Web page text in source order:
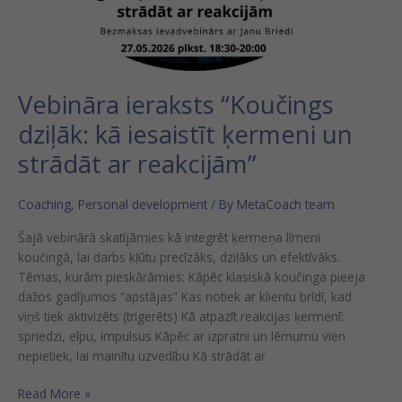
Vebināra ieraksts “Koučings
dziļāk: kā iesaistīt ķermeni un
strādāt ar reakcijām”
Coaching, Personal development / By MetaCoach team
Šajā vebinārā skatījāmies kā integrēt ķermeņa līmeni
koučingā, lai darbs kļūtu precīzāks, dziļāks un efektīvāks.
Tēmas, kurām pieskārāmies: Kāpēc klasiskā koučinga pieeja
dažos gadījumos “apstājas” Kas notiek ar klientu brīdī, kad
viņš tiek aktivizēts (trigerēts) Kā atpazīt reakcijas ķermenī:
spriedzi, elpu, impulsus Kāpēc ar izpratni un lēmumu vien
nepietiek, lai mainītu uzvedību Kā strādāt ar
Read More »